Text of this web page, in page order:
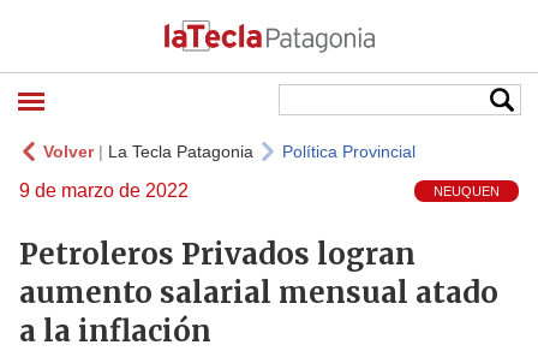
Volver| La Tecla Patagonia Política Provincial
9 de marzo de 2022 NEUQUEN
Petroleros Privados logran
aumento salarial mensual atado
a la inflación